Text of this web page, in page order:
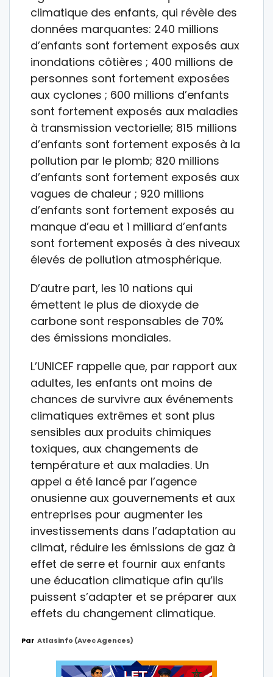
climatique des enfants, qui révèle des
données marquantes: 240 millions
d’enfants sont fortement exposés aux
inondations côtières ; 400 millions de
personnes sont fortement exposées
aux cyclones ; 600 millions d’enfants
sont fortement exposés aux maladies
à transmission vectorielle; 815 millions
d’enfants sont fortement exposés à la
pollution par le plomb; 820 millions
d’enfants sont fortement exposés aux
vagues de chaleur ; 920 millions
d’enfants sont fortement exposés au
manque d’eau et 1 milliard d’enfants
sont fortement exposés à des niveaux
élevés de pollution atmosphérique.
D’autre part, les 10 nations qui
émettent le plus de dioxyde de
carbone sont responsables de 70%
des émissions mondiales.
L’UNICEF rappelle que, par rapport aux
adultes, les enfants ont moins de
chances de survivre aux événements
climatiques extrêmes et sont plus
sensibles aux produits chimiques
toxiques, aux changements de
température et aux maladies. Un
appel a été lancé par l’agence
onusienne aux gouvernements et aux
entreprises pour augmenter les
investissements dans l’adaptation au
climat, réduire les émissions de gaz à
effet de serre et fournir aux enfants
une éducation climatique afin qu’ils
puissent s’adapter et se préparer aux
effets du changement climatique.
Par Atlasinfo (avec Agences)